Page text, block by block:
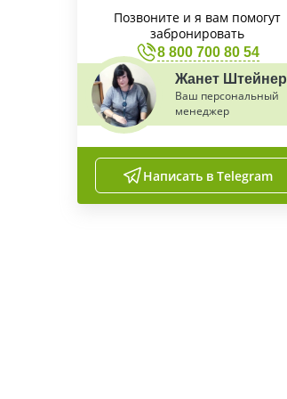
Позвоните и я вам помогут
забронировать
8 800 700 80 54
Жанет Штейнер
Ваш персональный
менеджер
Написать в Telegram